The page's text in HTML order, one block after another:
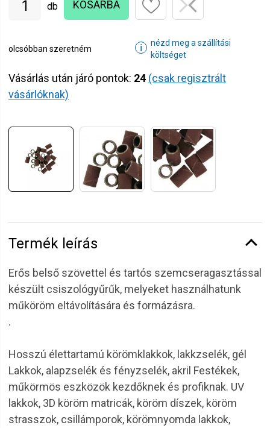
db KOSÁRBA
olcsóbban szeretném ℹ
nézd meg a szállítási
költséget
Vásárlás után járó pontok: 24 (csak regisztrált
vásárlóknak)
Termék leírás
Erős belső szövettel és tartós szemcseragasztással
készült csiszológyűrűk, melyeket használhatunk
műköröm eltávolítására és formázásra.
.
Hosszú élettartamú körömklakkok, lakkzselék, gél
Lakkok, alapzselék és fényzselék, akril Festékek,
műkörmös eszközök kezdőknek és profiknak. UV
lakkok, 3D köröm matricák, köröm díszek, köröm
strasszok, csillámporok, körömnyomda lakkok,